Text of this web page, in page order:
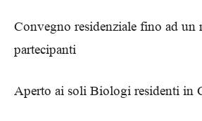
Convegno residenziale fino ad un
partecipanti
Aperto ai soli Biologi residenti in